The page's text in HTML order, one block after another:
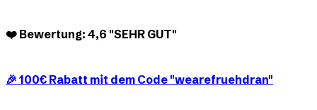
❤️ Bewertung: 4,6 "SEHR GUT"
🎉 100€ Rabatt mit dem Code "wearefruehdran"